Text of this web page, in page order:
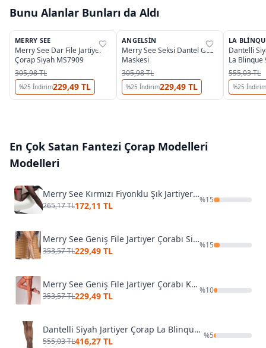
Bunu Alanlar Bunları da Aldı
%35
MERRY SEE
Merry See Dar File Jartiyer
Çorap Siyah MS7909
305,98 TL
%25 İndirim229,49 TL
%35
ANGELSIN
Merry See Seksi Dantel Göz
Maskesi
305,98 TL
%25 İndirim229,49 TL
%25
LA
Dantelli
La Blinque
555,03 TL
%25 İndirim
En Çok Satan Fantezi Çorap Modelleri
Modelleri
Merry See Kırmızı Fiyonklu Şık Jartiyer Çorabı
265,17 TL172,11 TL
%15
Merry See Geniş File Jartiyer Çorabı Siyah 7905
353,57 TL229,49 TL
%15
Merry See Geniş File Jartiyer Çorabı Kırmızı
353,57 TL229,49 TL
%10
Dantelli Siyah Jartiyer Çorap La Blinque 901
555,03 TL416,27 TL
%5